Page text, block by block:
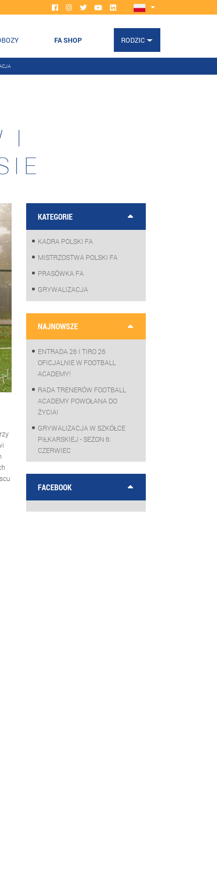
FA SHOP RODZIC
I
KATEGORIE
KADRA POLSKI FA
MISTRZOSTWA POLSKI FA
PRASÓWKA FA
GRYWALIZACJA
NAJNOWSZE
ENTRADA 26 I TIRO 26
OFICJALNIE W FOOTBALL
ACADEMY!
RADA TRENERÓW FOOTBALL
ACADEMY POWOŁANA DO
ŻYCIA!
GRYWALIZACJA W SZKÓŁCE
PIŁKARSKIEJ - SEZON 6:
CZERWIEC
FACEBOOK